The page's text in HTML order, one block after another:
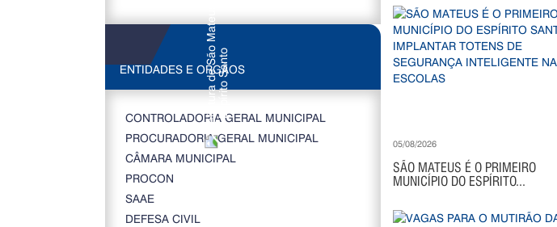
ENTIDADES E ORGÃOS
CONTROLADORIA GERAL MUNICIPAL
PROCURADORIA GERAL MUNICIPAL
CÂMARA MUNICIPAL
PROCON
SAAE
DEFESA CIVIL
05/08/2026
SÃO MATEUS É O PRIMEIRO
MUNICÍPIO DO ESPÍRITO...